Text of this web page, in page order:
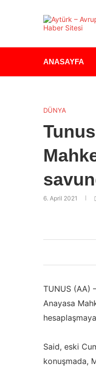
ANASAYFA
DÜNYA
6. April 2021
TUNUS (AA)
Anayasa
Said, eski
konuşmada,